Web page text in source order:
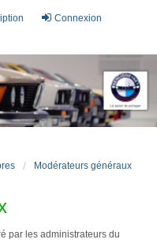
Connexion
Modérateurs généraux
par les administrateurs du